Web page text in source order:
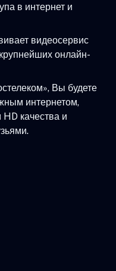
в интернет и
видеосервис
онлайн-
Вы будете
интернетом,
качества и